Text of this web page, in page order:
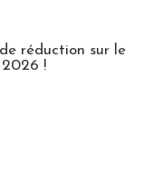
réduction sur le
!